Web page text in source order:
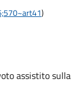
)
assistito sulla